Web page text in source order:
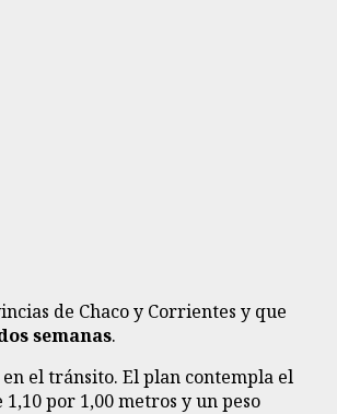
de Chaco y Corrientes y que
semanas.
el tránsito. El plan contempla el
por 1,00 metros y un peso